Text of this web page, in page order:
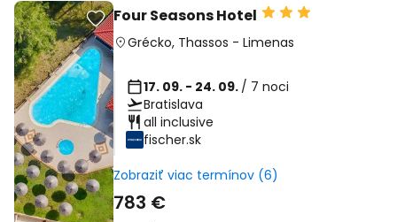
Four Seasons Hotel
Grécko, Thassos - Limenas
17. 09. - 24. 09. / 7 noci
Bratislava
all inclusive
fischer.sk
Zobraziť viac termínov (6)
783 €